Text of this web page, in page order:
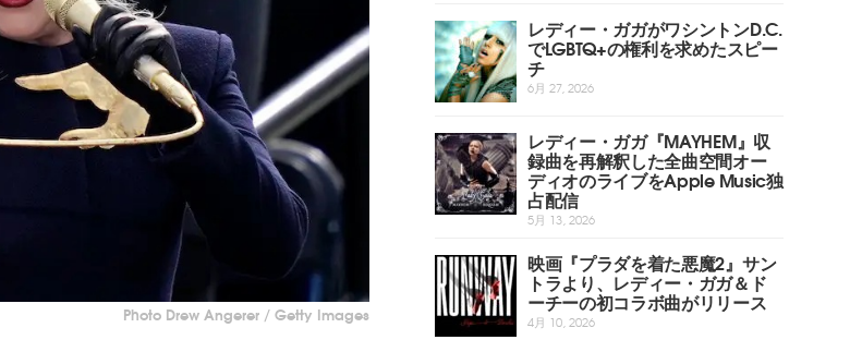
Photo Drew Angerer / Getty Images
レディー・ガガがワシントンD.C.
でLGBTQ+の権利を求めたスピー
チ
6月 27, 2026
レディー・ガガ『MAYHEM』収
録曲を再解釈した全曲空間オー
ディオのライブをApple Music独
占配信
5月 13, 2026
映画『プラダを着た悪魔2』サン
トラより、レディー・ガガ＆ド
ーチーの初コラボ曲がリリース
4月 10, 2026